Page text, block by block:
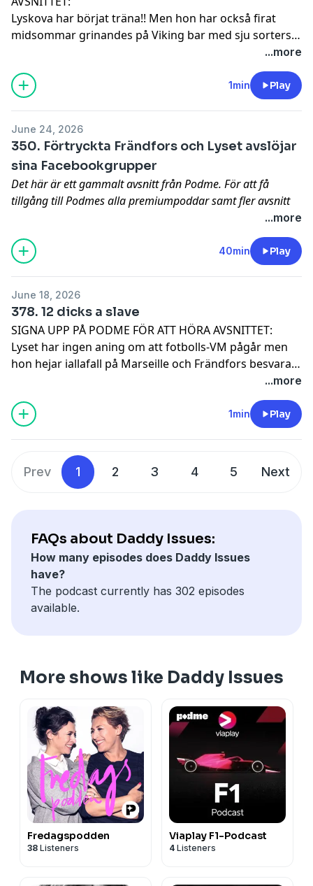
Lyskova har börjat träna!! Men hon har också firat
midsommar grinandes på Viking bar med sju sorters
öl. Frändfors mår svajigt och är socialt utbränd efter
midsommar, såpass att hon inte är talbar. Det löser
hon med att supa tungt. Lyskova kommer ut som
fryslös. Frändfors hävdar att Lyset ensam kan bära ett
...more
1min Play
June 24, 2026
350. Förtryckta Frändfors och Lyset avslöjar
sina Facebookgrupper
Det här är ett gammalt avsnitt från Podme. För att få
tillgång till Podmes alla premiumpoddar samt fler avsnitt
från den här podden, helt utan reklam, prova Podme
Lyskova har för första gången sett ett helt avsnitt av
På Spåret och Frändfors vill bara vara tyst.
...more
40min Play
June 18, 2026
378. 12 dicks a slave
SIGNA UPP PÅ PODME FÖR ATT HÖRA AVSNITTET:
Lyset har ingen aning om att fotbolls-VM pågår men
hon hejar iallafall på Marseille och Frändfors besvarar
de pågående ryktena om att hon rörde sig längs
barerna på Ringvägen förra helgen. I september är det
fest för att Lyset har haft noll kärlek men, vad
Frändfors tror, är 12 kukar under ett helt år och det är
Tjejerna har noll midsommarplaner och Lyset föreslår
att hon kan komma förbi Frändfors en snabbis men
...more
1min Play
Prev 1 2 3 4 5 Next
FAQs about Daddy Issues:
How many episodes does Daddy Issues
have?
The podcast currently has 302 episodes
available.
More shows like Daddy Issues
Fredagspodden
38 Listeners
Viaplay F1-Podcast
4 Listeners